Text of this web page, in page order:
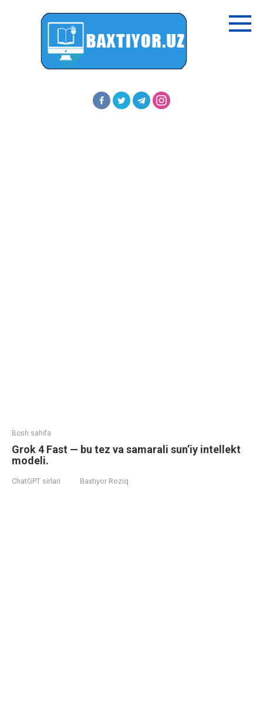
Bosh sahifa
Grok 4 Fast — bu tez va samarali sun’iy intellekt
modeli.
ChatGPT sirlari Baxtiyor Roziq